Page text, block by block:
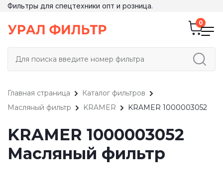
Фильтры для спецтехники опт и розница.
Главная страница
Каталог фильтров
Масляный фильтр
KRAMER KRAMER 1000003052
KRAMER 1000003052
Масляный фильтр